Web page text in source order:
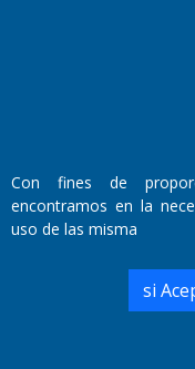
Domicilio Legal: José
Número de Registro DNDA:
RL-2019-55551274-APN-
Con fines de
encontramos en la
uso de las misma
si